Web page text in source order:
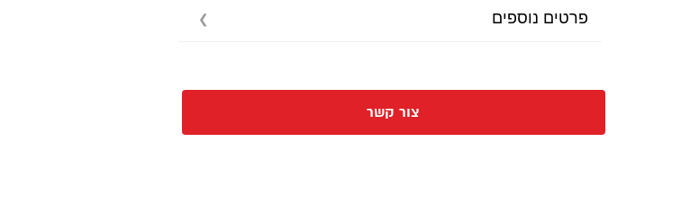
צריך לגעת בו כדי לדעת מה חדש.A17
פרטים נוספים
צור קשר